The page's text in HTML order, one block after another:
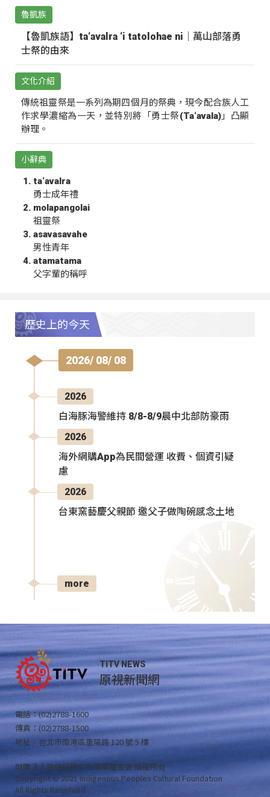
魯凱族
【魯凱族語】ta‘avalra ‘i tatolohae ni｜萬山部落勇
士祭的由來
文化介紹
傳統祖靈祭是一系列為期四個月的祭典，現今配合族人工
作求學濃縮為一天，並特別將「勇士祭(Ta‘avala)」凸顯
辦理。
小辭典
ta‘avalra
勇士成年禮
molapangolai
祖靈祭
asavasavahe
男性青年
atamatama
父字輩的稱呼
歷史上的今天
2026/ 08/ 08
2026
白海豚海警維持 8/8-8/9晨中北部防豪雨
2026
海外網購App為民間營運 收費、個資引疑
慮
2026
台東窯藝慶父親節 邀父子做陶碗感念土地
more
TITV NEWS
原視新聞網
電話：(02)2788-1600
傳真：(02)2788-1500
地址：台北市南港區重陽路 120 號 5 樓
財團法人原住民族文化事業基金會 版權所有
Copyright © 2021 Indigenous Peoples Cultural Foundation
All Rights Reserved .